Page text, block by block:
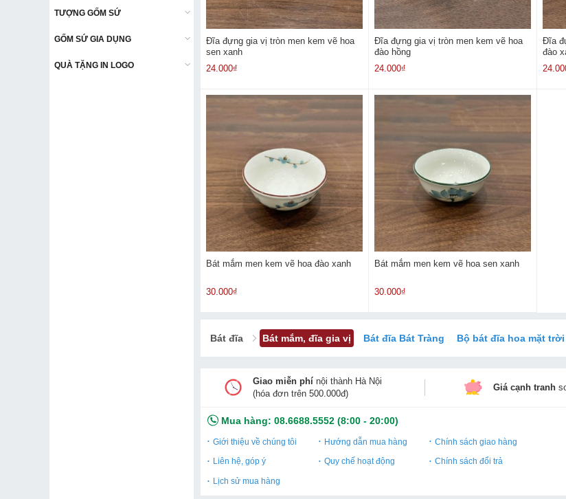
TƯỢNG GỐM SỨ
GỐM SỨ GIA DỤNG
QUÀ TẶNG IN LOGO
TƯỢNG GỐM SỨ
GỐM SỨ GIA DỤNG
QUÀ TẶNG IN LOGO
Đĩa đựng gia vị tròn men kem vẽ hoa
sen xanh
24.000₫
Đĩa đựng gia vị tròn men kem vẽ hoa
đào hồng
24.000₫
Đĩa
đào
Bát mắm men kem vẽ hoa đào xanh
30.000₫
Bát mắm men kem vẽ hoa sen xanh
30.000₫
Bát đĩa Bát mắm, đĩa gia vị Bát đĩa Bát Tràng Bộ bát đĩa hoa mặt trời
Giao miễn phí nội thành Hà Nội
(hóa đơn trên 500.000đ)
Giá cạnh tranh
Mua hàng: 08.6688.5552 (8:00 - 20:00)
Giới thiệu về chúng tôi Hướng dẫn mua hàng Chính sách giao hàng
Liên hệ, góp ý Quy chế hoạt động Chính sách đổi trả
Lịch sử mua hàng